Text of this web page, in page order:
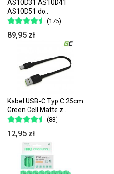
AS10D31 AS10D41
AS10D51 do..
(175)
89,95 zł
Kabel USB-C Typ C 25cm
Green Cell Matte z..
(83)
12,95 zł